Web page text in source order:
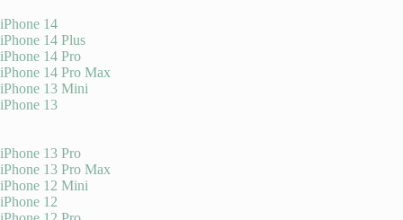
iPhone 14
iPhone 14 Plus
iPhone 14 Pro
iPhone 14 Pro Max
iPhone 13 Mini
iPhone 13
iPhone 13 Pro
iPhone 13 Pro Max
iPhone 12 Mini
iPhone 12